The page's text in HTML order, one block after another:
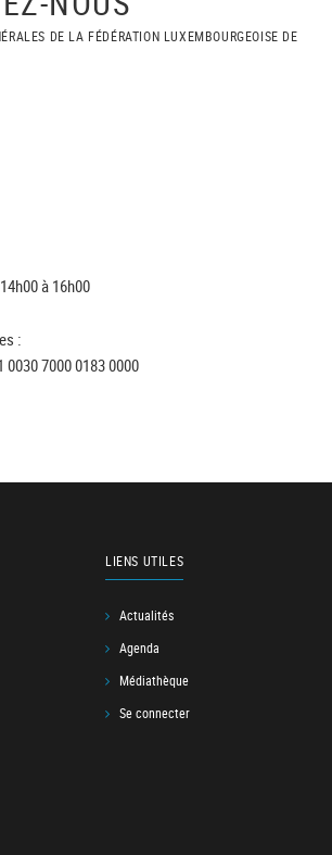
DE LA FÉDÉRATION LUXEMBOURGEOISE DE
à 16h00
:
0030 7000 0183 0000
LIENS UTILES
Actualités
Agenda
Médiathèque
Se connecter